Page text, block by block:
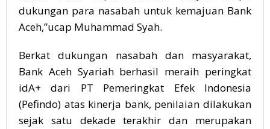
dukungan para nasabah untuk kemajuan Bank
Aceh,”ucap Muhammad Syah.
Berkat dukungan nasabah dan masyarakat,
Bank Aceh Syariah berhasil meraih peringkat
idA+ dari PT Pemeringkat Efek Indonesia
(Pefindo) atas kinerja bank, penilaian dilakukan
sejak satu dekade terakhir dan merupakan